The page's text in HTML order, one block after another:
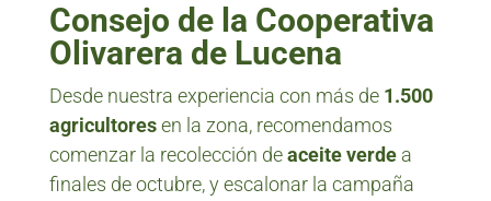
Consejo de la Cooperativa
Olivarera de Lucena
Desde nuestra experiencia con más de 1.500
agricultoresen la zona, recomendamos
comenzar la recolección deaceite verdea
finales de octubre, y escalonar la campaña